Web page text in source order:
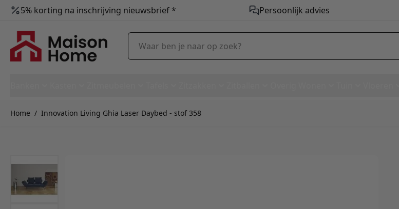
5% korting na inschrijving nieuwsbrief * Persoonlijk advies
Waar ben je naar op zoek?
Home / Innovation Living Ghia Laser Daybed - stof 358
Innovation Living Ghia Laser Daybed - stof 358